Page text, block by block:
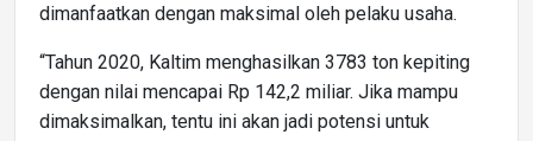
dimanfaatkan dengan maksimal oleh pelaku usaha.
“Tahun 2020, Kaltim menghasilkan 3783 ton kepiting
dengan nilai mencapai Rp 142,2 miliar. Jika mampu
dimaksimalkan, tentu ini akan jadi potensi untuk